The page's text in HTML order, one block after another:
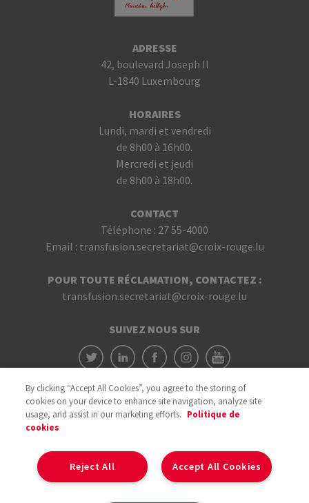
ADRESSE
42, boulevard Joseph II
L-1840 Luxembourg
HORAIRES
Lundi, mardi et vendredi
de 8h00 à 16h00.
Mercredi et jeudi
de 8h00 à 18h00.
CONTACT
Téléphone : 27 55-4000
Email : transfusion.secretariat@croix-rouge.lu
POUR TOUTE RÉCLAMATION, CONTACTEZ :
transfusion.secretariat@croix-rouge.lu
SUIVEZ NOUS SUR
By clicking “Accept All Cookies”, you agree to the storing of
cookies on your device to enhance site navigation, analyze site
usage, and assist in our marketing efforts. Politique de
cookies
Accept All Cookies
Reject All